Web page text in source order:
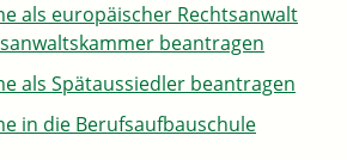
als europäischer Rechtsanwalt
beantragen
als Spätaussiedler beantragen
in die Berufsaufbauschule